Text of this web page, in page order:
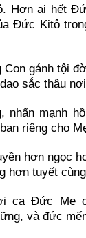
Hơn ai hết
Đức Kitô
gánh tội
sắc thâu
nhấn mạnh
riêng cho
hơn ngọc
hơn tuyết
ca Đức Mẹ
và đức